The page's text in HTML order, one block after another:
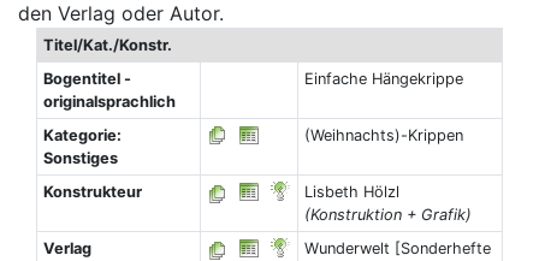
den Verlag oder Autor.
Titel/Kat./Konstr.
Bogentitel -
originalsprachlich
Einfache Hängekrippe
Kategorie:
Sonstiges
(Weihnachts)-Krippen
Konstrukteur
Lisbeth Hölzl
(Konstruktion + Grafik)
Verlag
Wunderwelt [Sonderhefte